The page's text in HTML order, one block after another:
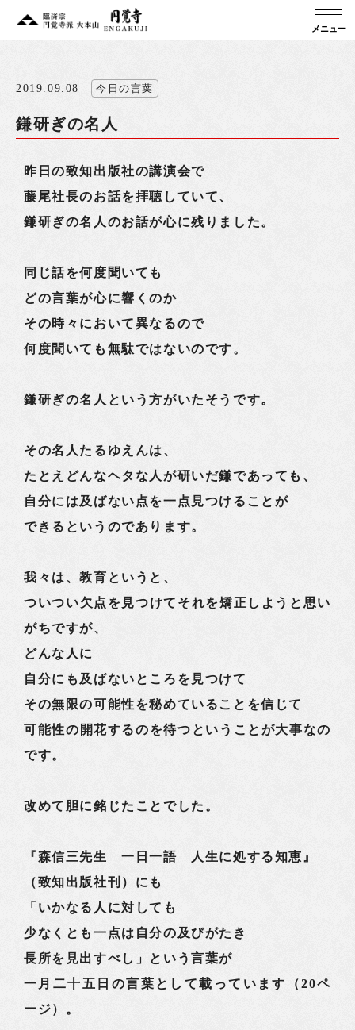
メニュー
2019.09.08 今日の言葉
鎌研ぎの名人
昨日の致知出版社の講演会で
藤尾社長のお話を拝聴していて、
鎌研ぎの名人のお話が心に残りました。
同じ話を何度聞いても
どの言葉が心に響くのか
その時々において異なるので
何度聞いても無駄ではないのです。
鎌研ぎの名人という方がいたそうです。
その名人たるゆえんは、
たとえどんなヘタな人が研いだ鎌であっても、
自分には及ばない点を一点見つけることが
できるというのであります。
我々は、教育というと、
ついつい欠点を見つけてそれを矯正しようと思い
がちですが、
どんな人に
自分にも及ばないところを見つけて
その無限の可能性を秘めていることを信じて
可能性の開花するのを待つということが大事なの
です。
改めて胆に銘じたことでした。
『森信三先生 一日一語 人生に処する知恵』
（致知出版社刊）にも
「いかなる人に対しても
少なくとも一点は自分の及びがたき
長所を見出すべし」という言葉が
一月二十五日の言葉として載っています（20ペ
ージ）。